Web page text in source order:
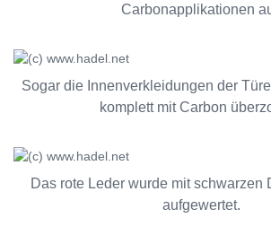
Carbonapplikationen
Sogar die Innenverkleidungen der
komplett mit Carbon
Das rote Leder wurde mit schwarzen
aufgewertet.